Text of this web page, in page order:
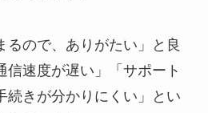
るので、ありがたい」と良
信速度が遅い」「サポート
続きが分かりにくい」とい